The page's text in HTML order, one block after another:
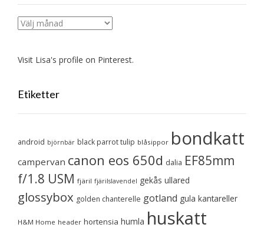
Arkiv
Visit Lisa's profile on Pinterest.
Etiketter
android björnbär black parrot tulip blåsippor bondkatt
campervan canon eos 650d dalia EF85mm
f/1.8 USM fjäril fjärilslavendel gekås ullared
glossybox golden chanterelle gotland gula kantareller
H&M Home header hortensia humla huskatt